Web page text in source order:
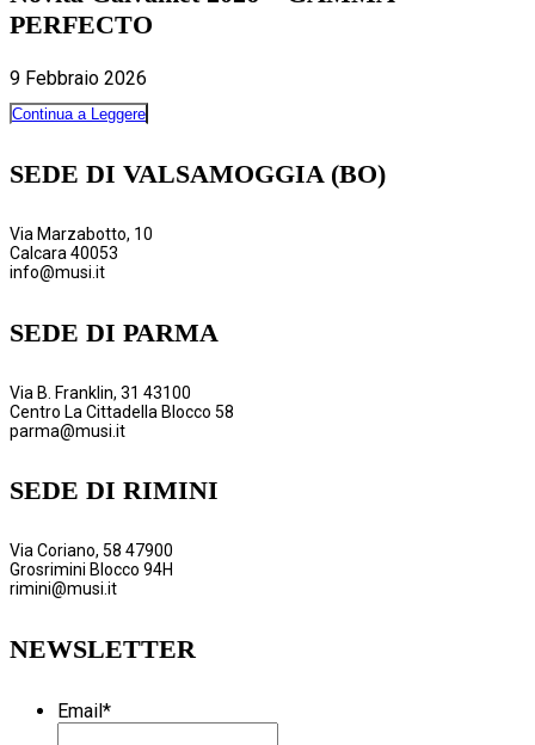
PERFECTO
9 Febbraio 2026
Continua a Leggere
SEDE DI VALSAMOGGIA (BO)
Via Marzabotto, 10
Calcara 40053
info@musi.it
SEDE DI PARMA
Via B. Franklin, 31 43100
Centro La Cittadella Blocco 58
parma@musi.it
SEDE DI RIMINI
Via Coriano, 58 47900
Grosrimini Blocco 94H
rimini@musi.it
NEWSLETTER
Email*